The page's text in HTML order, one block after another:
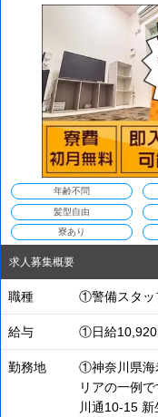
年齢不問
髪型自由
寮あり
求人募集概要
職種 ①警備スタッ
給与 ①日給10,920
勤務地
①神奈川県海
リアの一例
川通10-15